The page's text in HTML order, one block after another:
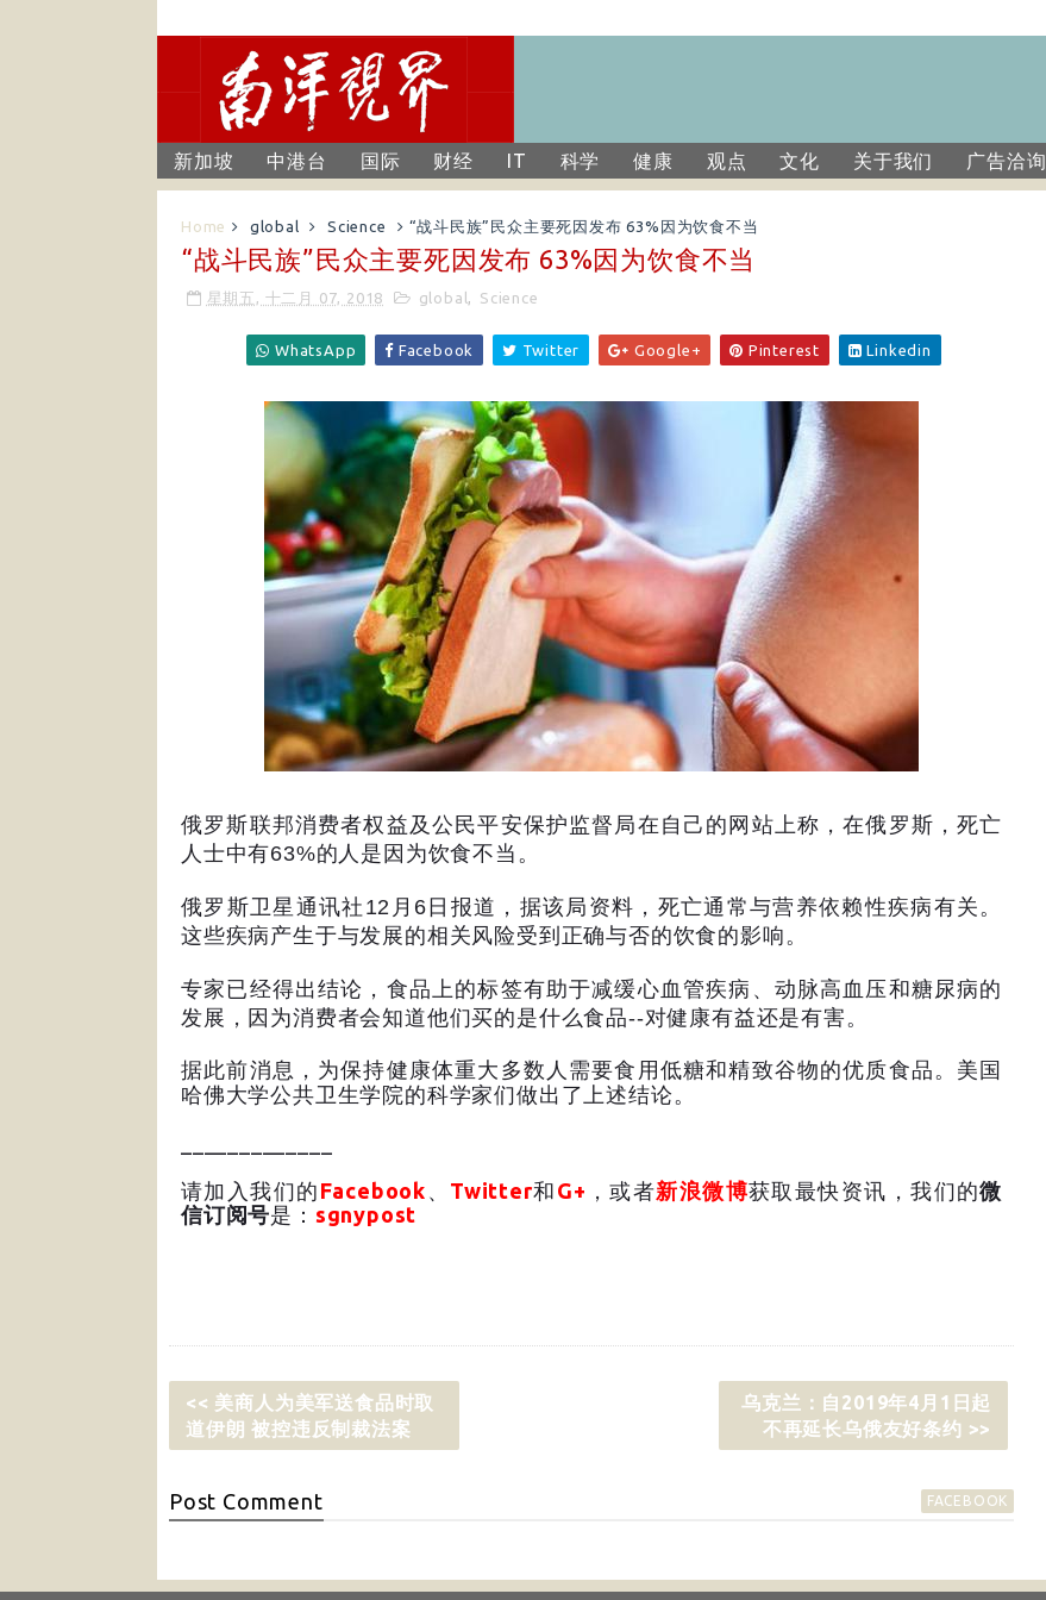
新加坡 中港台 国际 财经 IT 科学 健康 观点 文化 关于我们 广告洽询
Home global Science “战斗民族”民众主要死因发布 63%因为饮食不当
“战斗民族”民众主要死因发布 63%因为饮食不当
星期五, 十二月 07, 2018 global , Science
WhatsApp Facebook Twitter Google+ Pinterest Linkedin
俄罗斯联邦消费者权益及公民平安保护监督局在自己的网站上称，在俄罗斯，死亡
人士中有63%的人是因为饮食不当。
俄罗斯卫星通讯社 12 月 6 日报道，据该局资料，死亡通常与营养依赖性疾病有关。
这些疾病产生于与发展的相关风险受到正确与否的饮食的影响。
专家已经得出结论，食品上的标签有助于减缓心血管疾病、动脉高血压和糖尿病的
发展，因为消费者会知道他们买的是什么食品--对健康有益还是有害。
据此前消息，为保持健康体重大多数人需要食用低糖和精致谷物的优质食品。美国
哈佛大学公共卫生学院的科学家们做出了上述结论。
请加入我们的 Facebook 、 Twitter和 G+ ，或者新浪微博获取最快资讯，我们的微
信订阅号是： sgnypost
<< 美商人为美军送食品时取
道伊朗 被控违反制裁法案
乌克兰：自2019年4月1日起
不再延长乌俄友好条约 >>
Post Comment FACEBOOK